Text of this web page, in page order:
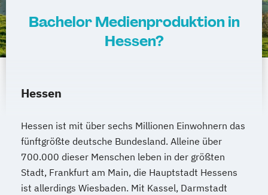
Bachelor Medienproduktion in
Hessen?
Hessen
Hessen ist mit über sechs Millionen Einwohnern das
fünftgrößte deutsche Bundesland. Alleine über
700.000 dieser Menschen leben in der größten
Stadt, Frankfurt am Main, die Hauptstadt Hessens
ist allerdings Wiesbaden. Mit Kassel, Darmstadt